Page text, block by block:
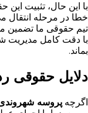
با این حال، تثبیت
خطا در مرحله انتقال
تیم حقوقی ما تضمین
با دقت کامل مدیریت
بماند.
دلایل حقوقی
اگرچه پروسه